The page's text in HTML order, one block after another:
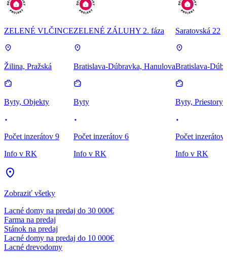
ZELENÉ VLČINCE
Žilina, Pražská
Byty, Objekty
Počet inzerátov 9
Info v RK
ZELENÉ ZÁLUHY 2. fáza
Bratislava-Dúbravka, Hanulova
Byty
Počet inzerátov 6
Info v RK
Saratovská 22
Bratislava-
Byty, Priestory
Počet inzerátov
Info v RK
Zobraziť všetky
Lacné domy na predaj do 30 000€
Farma na predaj
Stánok na predaj
Lacné domy na predaj do 10 000€
Lacné drevodomy